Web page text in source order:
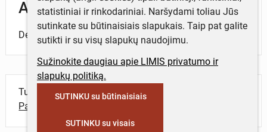
Aprašymas
Dekoratyvinis gelsvos spalvos medinis raktas.
Turite daugiau informacijos apie objektą?
Parašykite mums!
statistiniai ir rinkodariniai. Naršydami toliau Jūs
sutinkate su būtinaisiais slapukais. Taip pat galite
sutikti ir su visų slapukų naudojimu.
Sužinokite daugiau apie LIMIS privatumo ir
slapukų politiką.
SUTINKU su būtinaisiais
SUTINKU su visais